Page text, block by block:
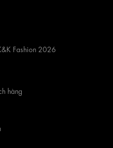
Fashion 2026
hàng